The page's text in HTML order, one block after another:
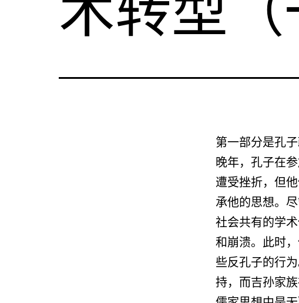
第一部分是孔
晚年，孔子在
遭受挫折，但
承他的思想。
社会共有的学
和崩溃。此时
些反孔子的行
持，而吉孙家